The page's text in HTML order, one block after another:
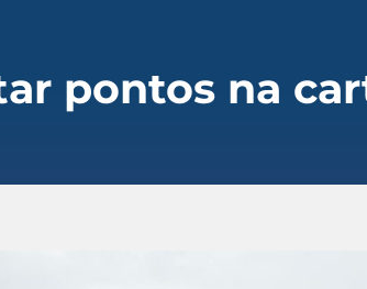
pontos na